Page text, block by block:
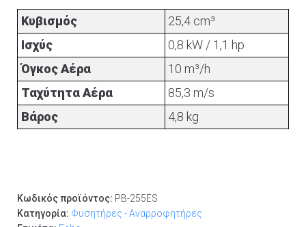
Κυβισμός
25,4 cm³
Ισχύς
0,8 kW / 1,1 hp
Όγκος Αέρα
10 m³/h
Ταχύτητα Αέρα
85,3 m/s
Βάρος
4,8 kg
Κωδικός προϊόντος: PB-255ES
Κατηγορία: Φυσητήρες - Αναρροφητήρες